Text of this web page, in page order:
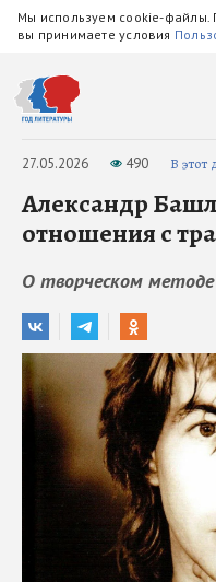
Мы используем cookie-файлы.
вы принимаете условия
27.05.2026 490 В этот
Александр
отношения с
О творческом